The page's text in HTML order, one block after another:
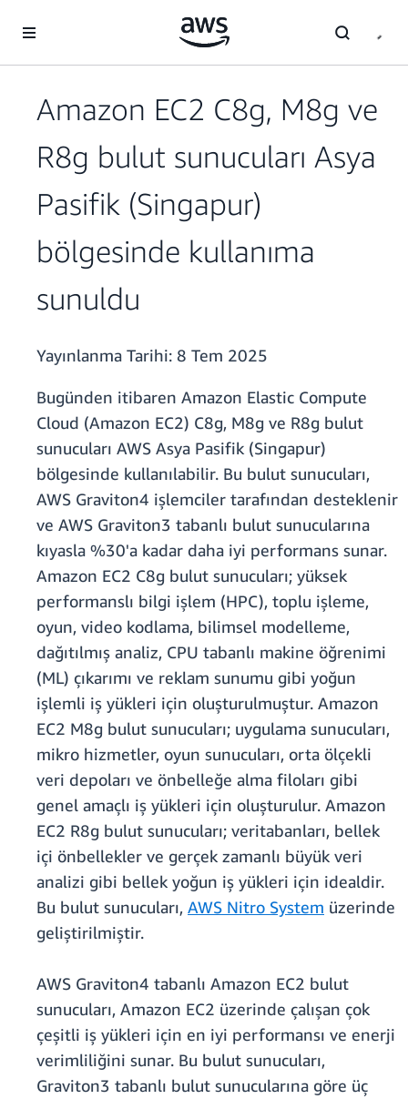
Amazon EC2 C8g, M8g ve
R8g bulut sunucuları Asya
Pasifik (Singapur)
bölgesinde kullanıma
sunuldu
Yayınlanma Tarihi: 8 Tem 2025
Bugünden itibaren Amazon Elastic Compute
Cloud (Amazon EC2) C8g, M8g ve R8g bulut
sunucuları AWS Asya Pasifik (Singapur)
bölgesinde kullanılabilir. Bu bulut sunucuları,
AWS Graviton4 işlemciler tarafından desteklenir
ve AWS Graviton3 tabanlı bulut sunucularına
kıyasla %30'a kadar daha iyi performans sunar.
Amazon EC2 C8g bulut sunucuları; yüksek
performanslı bilgi işlem (HPC), toplu işleme,
oyun, video kodlama, bilimsel modelleme,
dağıtılmış analiz, CPU tabanlı makine öğrenimi
(ML) çıkarımı ve reklam sunumu gibi yoğun
işlemli iş yükleri için oluşturulmuştur. Amazon
EC2 M8g bulut sunucuları; uygulama sunucuları,
mikro hizmetler, oyun sunucuları, orta ölçekli
veri depoları ve önbelleğe alma filoları gibi
genel amaçlı iş yükleri için oluşturulur. Amazon
EC2 R8g bulut sunucuları; veritabanları, bellek
içi önbellekler ve gerçek zamanlı büyük veri
analizi gibi bellek yoğun iş yükleri için idealdir.
Bu bulut sunucuları, AWS Nitro System üzerinde
geliştirilmiştir.
AWS Graviton4 tabanlı Amazon EC2 bulut
sunucuları, Amazon EC2 üzerinde çalışan çok
çeşitli iş yükleri için en iyi performansı ve enerji
verimliliğini sunar. Bu bulut sunucuları,
Graviton3 tabanlı bulut sunucularına göre üç